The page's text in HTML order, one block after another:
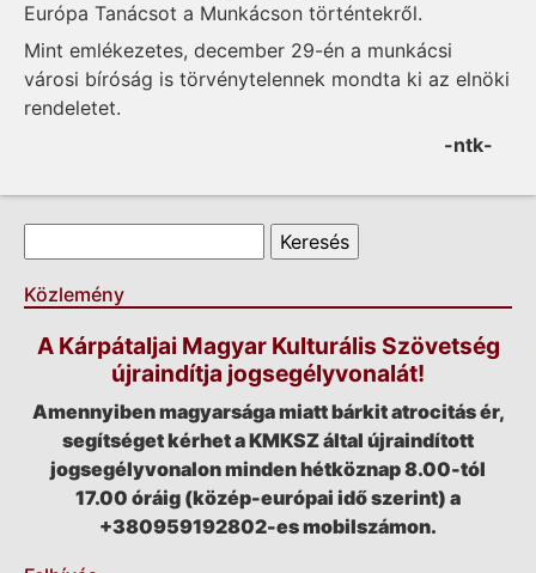
Európa Tanácsot a Munkácson történtekről.
Mint emlékezetes, december 29-én a munkácsi
városi bíróság is törvénytelennek mondta ki az elnöki
rendeletet.
-ntk-
Keresés űrlap
Keresés
Közlemény
A Kárpátaljai Magyar Kulturális Szövetség
újraindítja jogsegélyvonalát!
Amennyiben magyarsága miatt bárkit atrocitás ér,
segítséget kérhet a KMKSZ által újraindított
jogsegélyvonalon minden hétköznap 8.00-tól
17.00 óráig (közép-európai idő szerint) a
+380959192802-es mobilszámon.